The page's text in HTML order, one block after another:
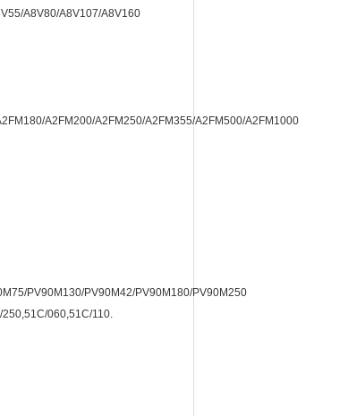
A8V80/A8V107/A8V160
A2FM200/A2FM250/A2FM355/A2FM500/A2FM1000
PV90M130/PV90M42/PV90M180/PV90M250
060,51C/110.